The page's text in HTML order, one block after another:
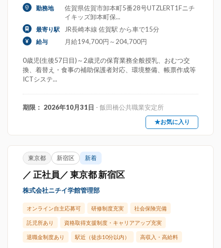
勤務地
佐賀県佐賀市卸本町5番28号UTZLERT1Fニチ
イキッズ卸本町保...
最寄り駅 JR長崎本線 佐賀駅 から車で15分
給与 月給194,700円～204,700円
0歳児(生後57日目)～2歳児の保育業務全般授乳、おむつ交
換、着替え・食事の補助保護者対応、環境整備、帳票作成等
ICTシステ...
期限： 2026年10月31日 - 飯田橋公共職業安定所
★お気に入り
東京都 新宿区 新着
／ 正社員／ 東京都 新宿区
株式会社ニチイ学館管理部
オンライン自主応募可 研修制度充実 社会保険完備
託児所あり 資格取得支援制度・キャリアアップ充実
退職金制度あり 駅近（徒歩10分以内） 高収入・高給料